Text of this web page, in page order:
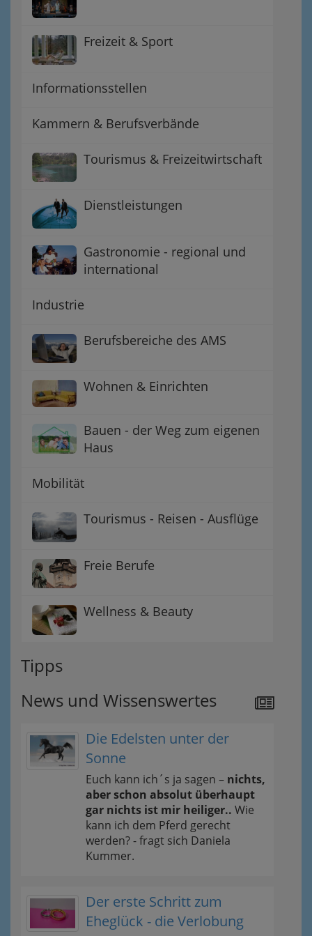
Freizeit & Sport
Informationsstellen
Kammern & Berufsverbände
Tourismus & Freizeitwirtschaft
Dienstleistungen
Gastronomie - regional und
international
Industrie
Berufsbereiche des AMS
Wohnen & Einrichten
Bauen - der Weg zum eigenen
Haus
Mobilität
Tourismus - Reisen - Ausflüge
Freie Berufe
Wellness & Beauty
Tipps
News und Wissenswertes
Die Edelsten unter der
Sonne
Euch kann ich´s ja sagen – nichts,
aber schon absolut überhaupt
gar nichts ist mir heiliger.. Wie
kann ich dem Pferd gerecht
werden? - fragt sich Daniela
Kummer.
Der erste Schritt zum
Eheglück - die Verlobung